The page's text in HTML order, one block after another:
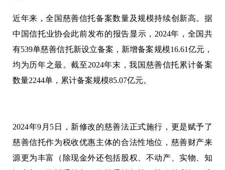
近年来，全国慈善信托备案数量及规模持续创新高。据
中国信托业协会此前发布的报告显示，2024年，全国共
有539单慈善信托新设立备案，新增备案规模16.61亿元，
均为历年之最。截至2024年末，我国慈善信托累计备案
数量2244单，累计备案规模85.07亿元。
2024年9月5日，新修改的慈善法正式施行，更是赋予了
慈善信托作为税收优惠主体的合法性地位，慈善财产来
源更为丰富（除现金外还包括股权、不动产、实物、知